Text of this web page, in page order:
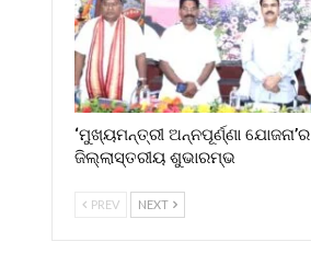
‘ମୁଖ୍ୟମନ୍ତ୍ରୀ ଅନ୍ନପୂର୍ଣ୍ଣା ଯୋଜନା’ର
ଜିଲ୍ଲାସ୍ତରୀୟ ଶୁଭାରମ୍ଭ
PREV NEXT